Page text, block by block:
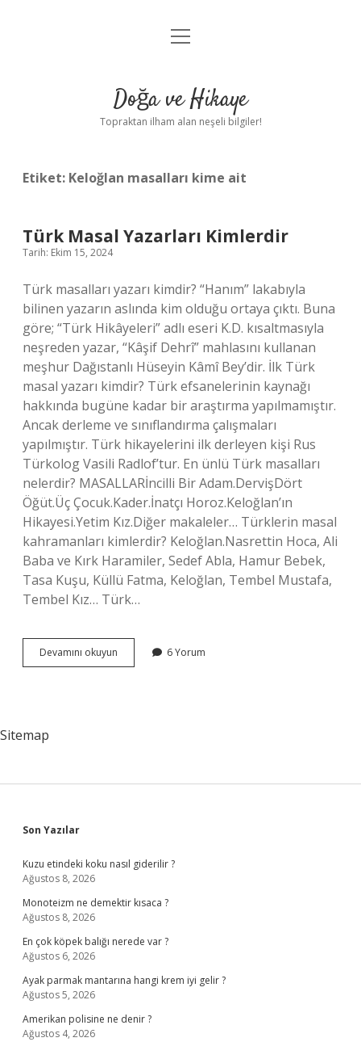
Anasayfa
Yasal Uyarı
menüyü
Doğa ve Hikaye
Topraktan ilham alan neşeli bilgiler!
Etiket: Keloğlan masalları kime ait
Türk Masal Yazarları Kimlerdir
Tarih: Ekim 15, 2024
Türk masalları yazarı kimdir? “Hanım” lakabıyla
bilinen yazarın aslında kim olduğu ortaya çıktı. Buna
göre; “Türk Hikâyeleri” adlı eseri K.D. kısaltmasıyla
neşreden yazar, “Kâşif Dehrî” mahlasını kullanan
meşhur Dağıstanlı Hüseyin Kâmî Bey’dir. İlk Türk
masal yazarı kimdir? Türk efsanelerinin kaynağı
hakkında bugüne kadar bir araştırma yapılmamıştır.
Ancak derleme ve sınıflandırma çalışmaları
yapılmıştır. Türk hikayelerini ilk derleyen kişi Rus
Türkolog Vasili Radlof’tur. En ünlü Türk masalları
nelerdir? MASALLARİncilli Bir Adam.DervişDört
Öğüt.Üç Çocuk.Kader.İnatçı Horoz.Keloğlan’ın
Hikayesi.Yetim Kız.Diğer makaleler… Türklerin masal
kahramanları kimlerdir? Keloğlan.Nasrettin Hoca, Ali
Baba ve Kırk Haramiler, Sedef Abla, Hamur Bebek,
Tasa Kuşu, Küllü Fatma, Keloğlan, Tembel Mustafa,
Tembel Kız… Türk…
Devamını okuyun
Masal
6 Yorum
Sitemap
Sidebar
Son Yazılar
Kuzu etindeki koku nasıl giderilir ?
Ağustos 8, 2026
Monoteizm ne demektir kısaca ?
Ağustos 8, 2026
En çok köpek balığı nerede var ?
Ağustos 6, 2026
Ayak parmak mantarına hangi krem iyi gelir ?
Ağustos 5, 2026
Amerikan polisine ne denir ?
Ağustos 4, 2026